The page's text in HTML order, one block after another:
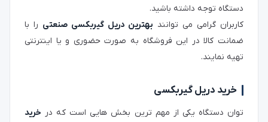
دستگاه توجه داشته باشید.
کاربران گرامی می توانند بهترین دریل گیربکسی صنعتی را با
ضمانت کالا در این فروشگاه به صورت حضوری و یا اینترنتی
تهیه نمایند.
خرید دریل گیربکسی
توان دستگاه یکی از مهم ترین بخش هایی است که در خرید